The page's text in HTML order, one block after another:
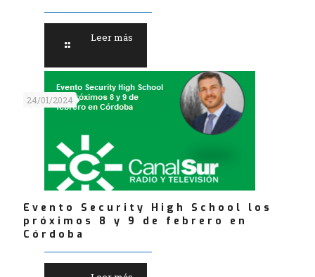
Leer más
24/01/2024
Evento Security High School los
próximos 8 y 9 de febrero en
Córdoba